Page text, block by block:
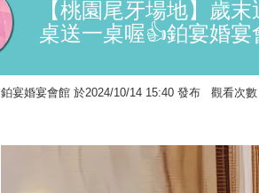
【桃園尾牙場地】歲
桌送一桌喔👍鉑宴婚宴
鉑宴婚宴會館 於2024/10/14 15:40 發布 觀看次